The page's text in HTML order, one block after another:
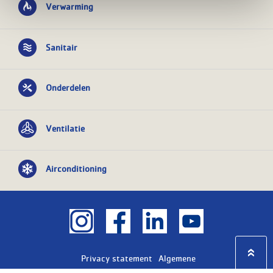
Verwarming
Sanitair
Onderdelen
Ventilatie
Airconditioning
Privacy statement
Algemene